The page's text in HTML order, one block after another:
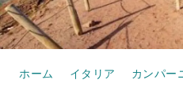
ホーム イタリア カンパー